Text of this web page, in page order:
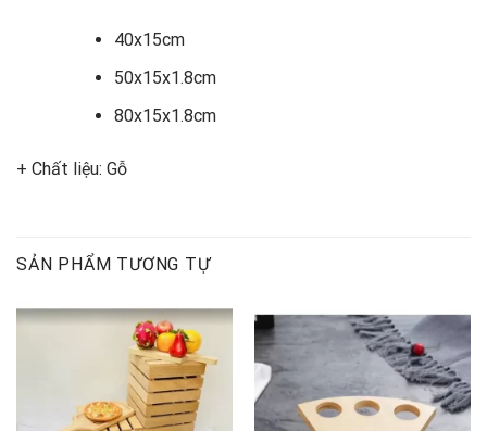
40x15cm
50x15x1.8cm
80x15x1.8cm
+ Chất liệu: Gỗ
SẢN PHẨM TƯƠNG TỰ